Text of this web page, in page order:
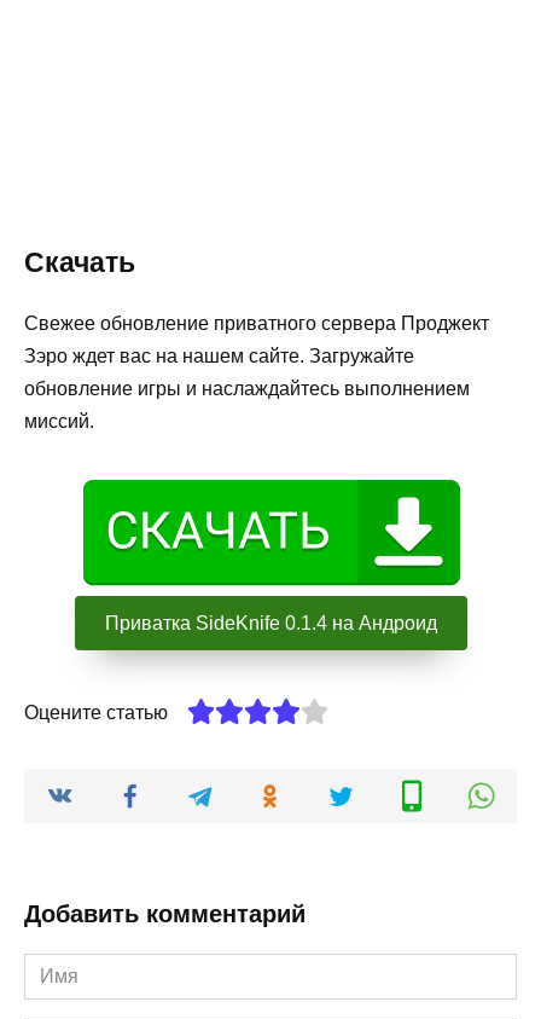
Скачать
Свежее обновление приватного сервера Проджект
Зэро ждет вас на нашем сайте. Загружайте
обновление игры и наслаждайтесь выполнением
миссий.
Приватка SideKnife 0.1.4 на Андроид
Оцените статью
Добавить комментарий
Имя
*